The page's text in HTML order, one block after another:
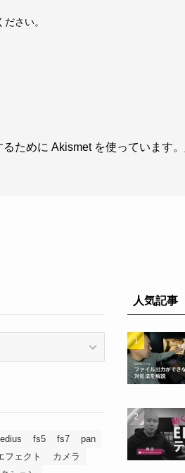
さい。
ために Akismet を使っています。
edius fs5 fs7
pan
フェクト
カメラ
人気記事